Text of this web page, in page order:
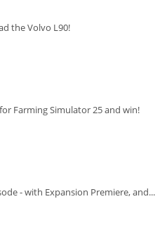
the Volvo L90!
Farming Simulator 25 and win!
- with Expansion Premiere, and...